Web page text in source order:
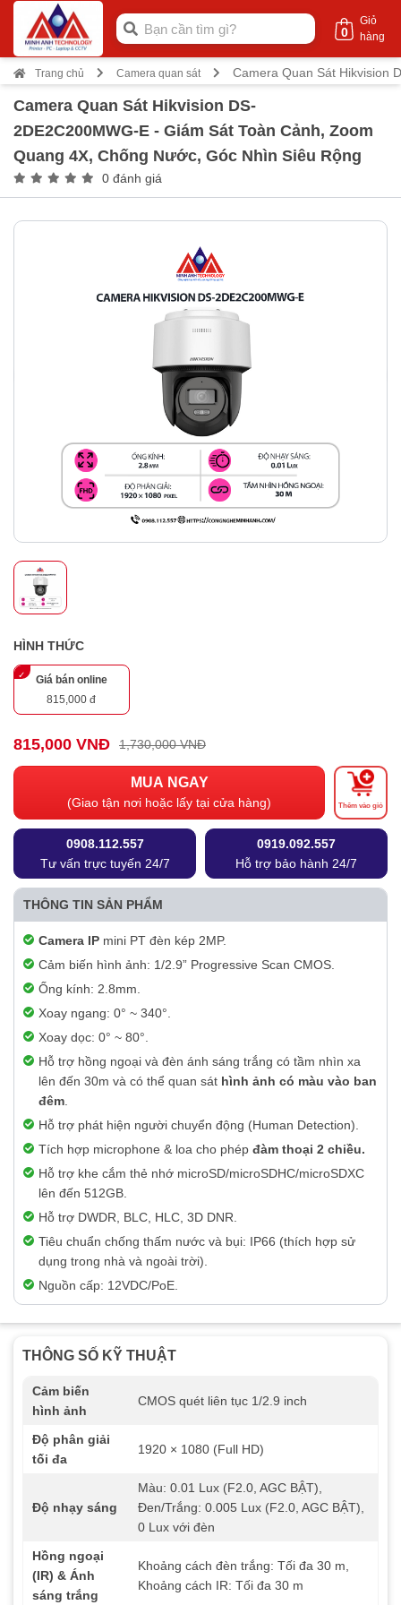
Giỏ
hàng
0
Trang chủ Camera quan sát Camera Quan Sát Hikvision
Camera Quan Sát Hikvision DS-
2DE2C200MWG-E - Giám Sát Toàn Cảnh, Zoom
Quang 4X, Chống Nước, Góc Nhìn Siêu Rộng
0 đánh giá
HÌNH THỨC
Giá bán online
815,000 đ
815,000 VNĐ 1,730,000 VNĐ
MUA NGAY
(Giao tận nơi hoặc lấy tại cửa hàng) Thêm vào giỏ
0908.112.557
Tư vấn trực tuyến 24/7
0919.092.557
Hỗ trợ bảo hành 24/7
THÔNG TIN SẢN PHẨM
Camera IP mini PT đèn kép 2MP.
Cảm biến hình ảnh: 1/2.9” Progressive Scan CMOS.
Ống kính: 2.8mm.
Xoay ngang: 0° ~ 340°.
Xoay dọc: 0° ~ 80°.
Hỗ trợ hồng ngoại và đèn ánh sáng trắng có tầm nhìn xa
lên đến 30m và có thể quan sát hình ảnh có màu vào ban
đêm
Hỗ trợ phát hiện người chuyển động (Human Detection).
Tích hợp microphone & loa cho phép đàm thoại 2 chiều.
Hỗ trợ khe cắm thẻ nhớ microSD/microSDHC/microSDXC
lên đến 512GB.
Hỗ trợ DWDR, BLC, HLC, 3D DNR.
Tiêu chuẩn chống thấm nước và bụi: IP66 (thích hợp sử
dụng trong nhà và ngoài trời).
Nguồn cấp: 12VDC/PoE.
THÔNG SỐ KỸ THUẬT
Cảm biến
hình ảnh
CMOS quét liên tục 1/2.9 inch
Độ phân giải
tối đa
1920 × 1080 (Full HD)
Độ nhạy sáng
Màu: 0.01 Lux (F2.0, AGC BẬT),
Đen/Trắng: 0.005 Lux (F2.0, AGC BẬT),
0 Lux với đèn
Hồng ngoại
(IR) & Ánh
sáng trắng
Khoảng cách đèn trắng: Tối đa 30 m,
Khoảng cách IR: Tối đa 30 m